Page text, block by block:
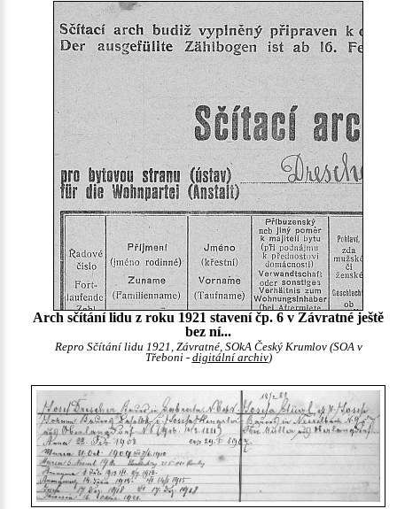
Arch sčítání lidu z roku 1921 stavení čp. 6 v Závratné ještě
bez ní...
Repro Sčítání lidu 1921, Závratné, SOkA Český Krumlov (SOA v
Třeboni - digitální archiv)